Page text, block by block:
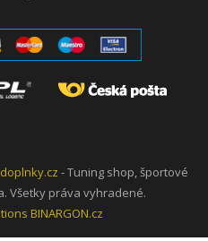
- Tuning shop, športové
Všetky práva vyhradené.
BINARGON.cz